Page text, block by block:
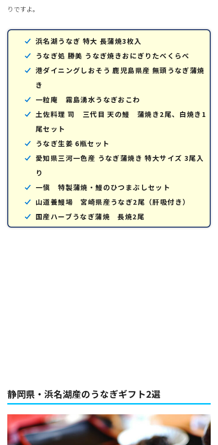
りですよ。
浜名湖うなぎ 特大 長蒲焼3枚入
うなぎ処 勝美 うなぎ焼きおにぎりたべくらべ
港ダイニングしおそう 鹿児島県産 無頭うなぎ蒲焼
き
一粒庵 霧島湧水うなぎおこわ
土佐料理 司 三代目 天の鰻 蒲焼き2尾、白焼き1
尾セット
うなぎ生姜 6瓶セット
愛知県三河一色産 うなぎ蒲焼き 特大サイズ 3尾入
り
一愼 特製蒲焼・鰻のひつまぶしセット
山道養鰻場 宮崎県産うなぎ2尾（肝吸付き）
国産ハーブうなぎ蒲焼 長焼2尾
静岡県・浜名湖産のうなぎギフト2選